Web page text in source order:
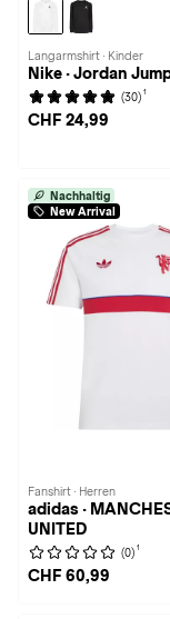
Langarmshirt · Kinder
Nike · Jordan
(30) 1
CHF 24,99
Nachhaltig
New Arrival
Fanshirt · Herren
adidas ·
UNITED
(0) 1
CHF 60,99